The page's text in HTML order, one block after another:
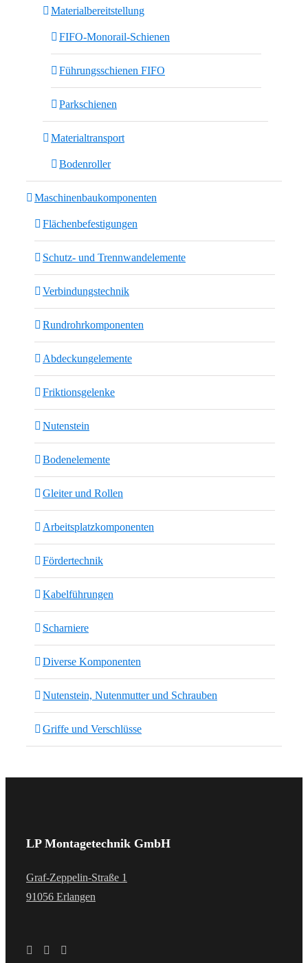
Materialbereitstellung
FIFO-Monorail-Schienen
Führungsschienen FIFO
Parkschienen
Materialtransport
Bodenroller
Maschinenbaukomponenten
Flächenbefestigungen
Schutz- und Trennwandelemente
Verbindungstechnik
Rundrohrkomponenten
Abdeckungelemente
Friktionsgelenke
Nutenstein
Bodenelemente
Gleiter und Rollen
Arbeitsplatzkomponenten
Fördertechnik
Kabelführungen
Scharniere
Diverse Komponenten
Nutenstein, Nutenmutter und Schrauben
Griffe und Verschlüsse
LP Montagetechnik GmbH
Graf-Zeppelin-Straße 1
91056 Erlangen